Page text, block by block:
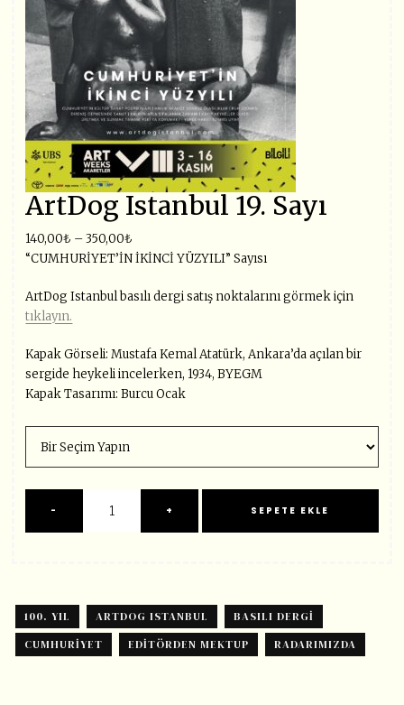
ArtDog Istanbul 19. Sayı
140,00₺ –350,00₺
“CUMHURİYET’İN İKİNCİ YÜZYILI” Sayısı
ArtDog Istanbul basılı dergi satış noktalarını görmek için
tıklayın.
Kapak Görseli: Mustafa Kemal Atatürk, Ankara’da açılan bir
sergide heykeli incelerken, 1934, BYEGM
Kapak Tasarımı: Burcu Ocak
100. YIL ARTDOG ISTANBUL
BASILI DERGI
CUMHURIYET
EDITÖRDEN MEKTUP RADARIMIZDA